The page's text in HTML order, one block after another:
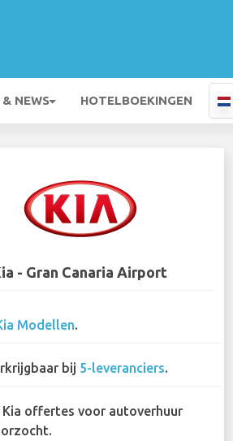
NEWS HOTELBOEKINGEN
- Gran Canaria Airport
Modellen.
bij 5-leveranciers.
Kia offertes voor autoverhuur